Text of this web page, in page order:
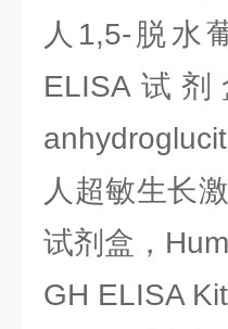
人1,5-脱水
ELISA试
人超敏生长
试剂盒，
GH ELISA Kit